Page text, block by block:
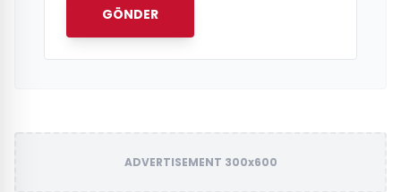
GÖNDER
ADVERTISEMENT 300x600